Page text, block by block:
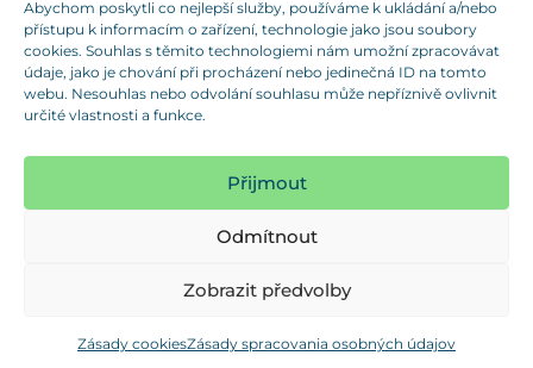
Abychom poskytli co nejlepší služby, používáme k ukládání a/nebo
přístupu k informacím o zařízení, technologie jako jsou soubory
cookies. Souhlas s těmito technologiemi nám umožní zpracovávat
údaje, jako je chování při procházení nebo jedinečná ID na tomto
webu. Nesouhlas nebo odvolání souhlasu může nepříznivě ovlivnit
určité vlastnosti a funkce.
Přijmout
Odmítnout
Zobrazit předvolby
Zásady cookiesZásady spracovania osobných údajov
Sme tu pre vás Pondelok-Štvrtok od: 7:30 - 15:30 hod
a Piatok od 7:30 - 14:30 hod
duranplast@duranplast.sk +421 0905 780 862
(platba iba v hotovosti)
Sme tu pre vás Pondelok-Štvrtok od: 7:30 - 15:30 hod
a Piatok od 7:30 - 14:30 hod